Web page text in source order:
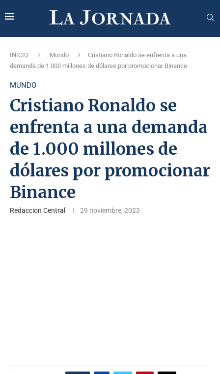
INICIO Mundo
Cristiano Ronaldo se enfrenta a una
demanda de 1.000 millones de dólares por promocionar Binance
MUNDO
Cristiano Ronaldo se
enfrenta a una demanda
de 1.000 millones de
dólares por promocionar
Binance
Redaccion Central 29 noviembre, 2023